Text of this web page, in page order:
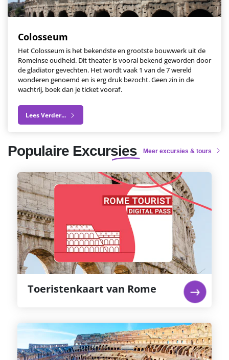
Populaire Excursies Meer excursies & tours
Toeristenkaart van Rome
Toeristenkaart van Rome
Dit combiticket geeft je toegang tot 5
topplekken in de stad Rome: het Colosseum
(inclusief het Forum Romanum en de Palatijn),
de Vaticaanse Musea, Sixtijnse Kapel en de Hop
on/off bus.
lees verder...
Colosseum & Romeins Forum +
audiogids
Colosseum
Het Colosseum is het bekendste en grootste bouwwerk uit de
Romeinse oudheid. Dit theater is vooral bekend geworden door
de gladiator gevechten. Het wordt vaak 1 van de 7 wereld
wonderen genoemd en is erg druk bezocht. Geen zin in de
wachtrij, boek dan je ticket vooraf.
Lees Verder...